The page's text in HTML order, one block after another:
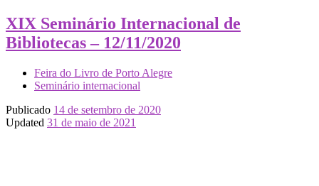
XIX Seminário Internacional de
Bibliotecas – 12/11/2020
Feira do Livro de Porto Alegre
Seminário internacional
Publicado 14 de setembro de 2020
Updated 31 de maio de 2021